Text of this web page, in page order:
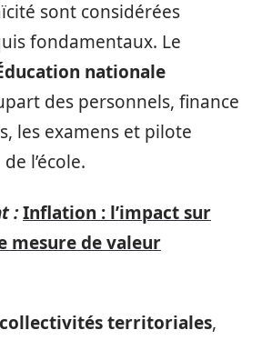
sont considérées
fondamentaux. Le
nationale
des personnels, finance
les examens et pilote
l’école.
:Inflation : l’impact sur
mesure de valeur
collectivités territoriales,